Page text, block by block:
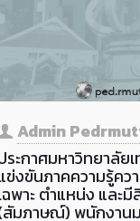
Admin
ระกาศมหาวิทยาลัย
ข่งขันภาคความรู้คว
ฉพาะ ตำแหน่ง และ
มภาษณ์) พนักงาน